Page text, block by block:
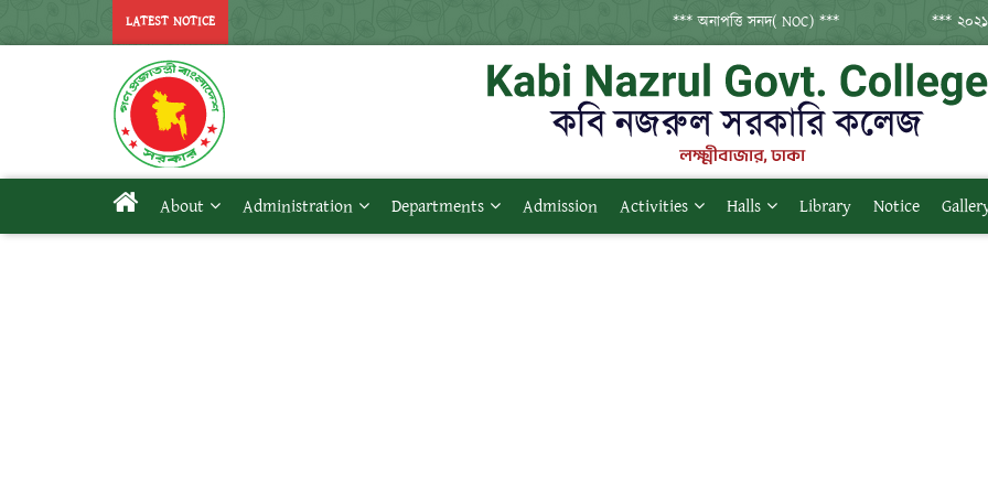
LATEST NOTICE *** অনাপত্তি সনদ( NOC) *** *** ২০২১
About Administration Departments Admission Activities Halls Library Notice